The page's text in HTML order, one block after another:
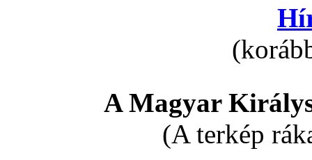
A Magyar
(A terkép